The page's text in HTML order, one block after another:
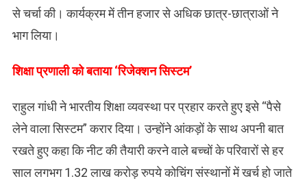
से चर्चा की। कार्यक्रम में तीन हजार से अधिक छात्र-छात्राओं ने
भाग लिया।
​शिक्षा प्रणाली को बताया ‘रिजेक्शन सिस्टम’
राहुल गांधी ने भारतीय शिक्षा व्यवस्था पर प्रहार करते हुए इसे “पैसे
लेने वाला सिस्टम” करार दिया। उन्होंने आंकड़ों के साथ अपनी बात
रखते हुए कहा कि नीट की तैयारी करने वाले बच्चों के परिवारों से हर
साल लगभग 1.32 लाख करोड़ रुपये कोचिंग संस्थानों में खर्च हो जाते